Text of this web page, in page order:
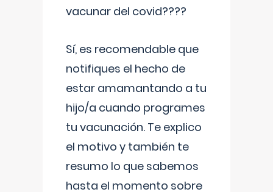
vacunar del covid????
Sí, es recomendable que
notifiques el hecho de
estar amamantando a tu
hijo/a cuando programes
tu vacunación. Te explico
el motivo y también te
resumo lo que sabemos
hasta el momento sobre